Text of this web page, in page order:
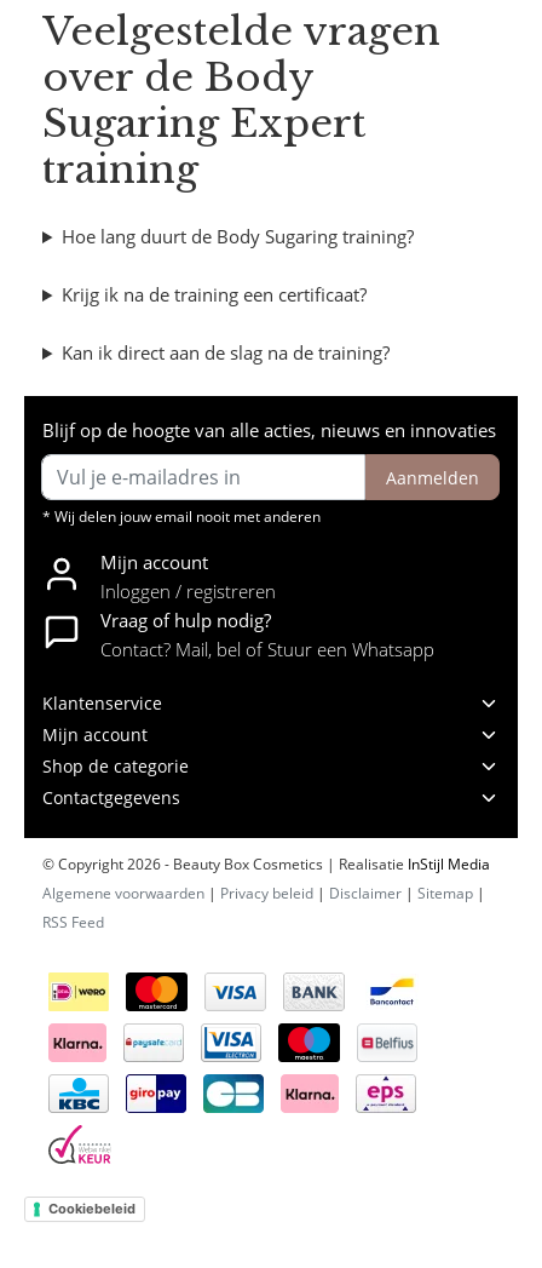
Veelgestelde vragen
over de Body
Sugaring Expert
training
Hoe lang duurt de Body Sugaring training?
Krijg ik na de training een certificaat?
Kan ik direct aan de slag na de training?
Blijf op de hoogte van alle acties, nieuws en innovaties
Aanmelden
* Wij delen jouw email nooit met anderen
Mijn account
Inloggen / registreren
Vraag of hulp nodig?
Contact? Mail, bel of Stuur een Whatsapp
Klantenservice
Mijn account
Shop de categorie
Contactgegevens
© Copyright 2026 - Beauty Box Cosmetics | Realisatie InStijl Media
Algemene voorwaarden | Privacy beleid | Disclaimer | Sitemap |
RSS Feed
Cookiebeleid